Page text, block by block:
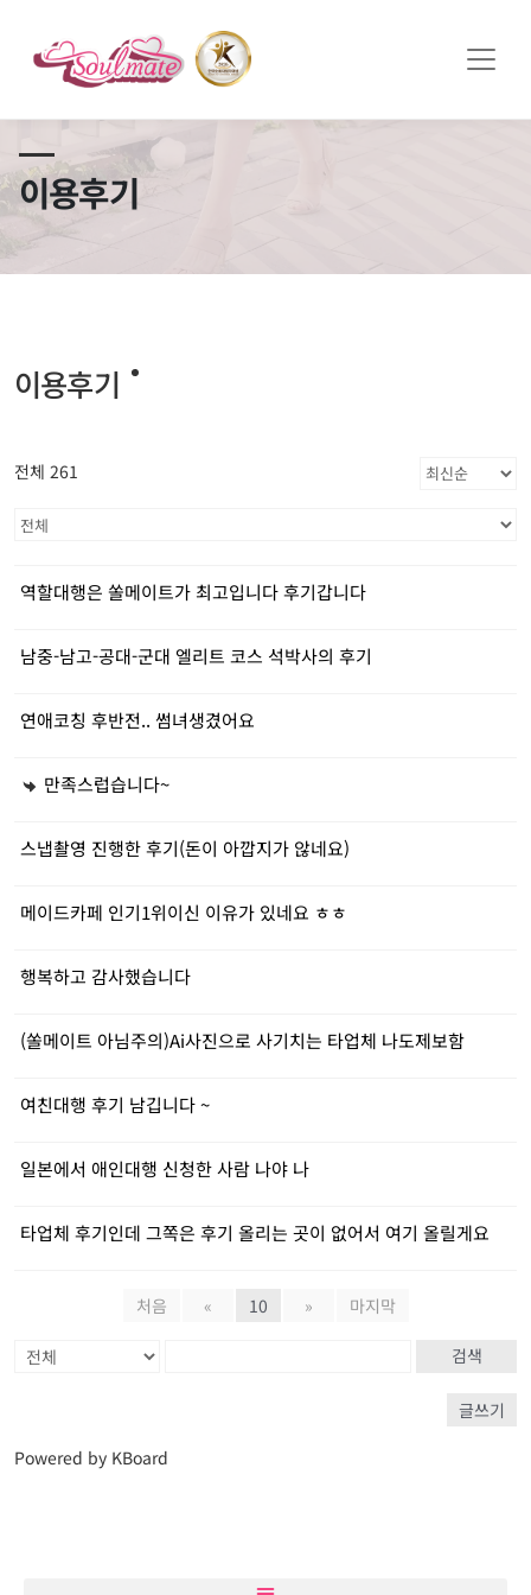
이용후기
이용후기
전체 261
역할대행은 쏠메이트가 최고입니다 후기갑니다
남중-남고-공대-군대 엘리트 코스 석박사의 후기
연애코칭 후반전.. 썸녀생겼어요
만족스럽습니다~
스냅촬영 진행한 후기(돈이 아깝지가 않네요)
메이드카페 인기1위이신 이유가 있네요 ㅎㅎ
행복하고 감사했습니다
(쏠메이트 아님주의)Ai사진으로 사기치는 타업체 나도제보함
여친대행 후기 남깁니다 ~
일본에서 애인대행 신청한 사람 나야 나
타업체 후기인데 그쪽은 후기 올리는 곳이 없어서 여기 올릴게요
처음 « 10 » 마지막
검색
글쓰기
Powered by KBoard
쏠메이트×토모토모 프로모션 영상 full버전 보러가기